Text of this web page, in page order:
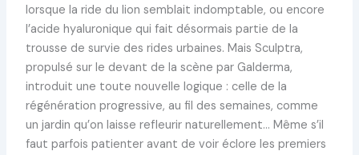
lorsque la ride du lion semblait indomptable, ou encore
l’acide hyaluronique qui fait désormais partie de la
trousse de survie des rides urbaines. Mais Sculptra,
propulsé sur le devant de la scène par Galderma,
introduit une toute nouvelle logique : celle de la
régénération progressive, au fil des semaines, comme
un jardin qu’on laisse refleurir naturellement… Même s’il
faut parfois patienter avant de voir éclore les premiers